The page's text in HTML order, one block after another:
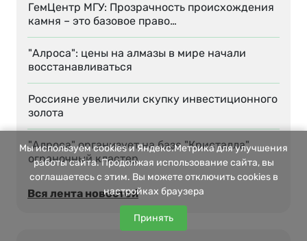
ГемЦентр МГУ: Прозрачность происхождения
камня – это базовое право…
"Алроса": цены на алмазы в мире начали
восстанавливаться
Россияне увеличили скупку инвестиционного
золота
"Алроса" организует на базе "Кристалла"
ограночный кластер
Вся лента новостей
Мы используем cookies и Яндекс.Метрика для улучшения
работы сайта. Продолжая использование сайта, вы
соглашаетесь с этим. Вы можете отключить cookies в
настройках браузера
Принять